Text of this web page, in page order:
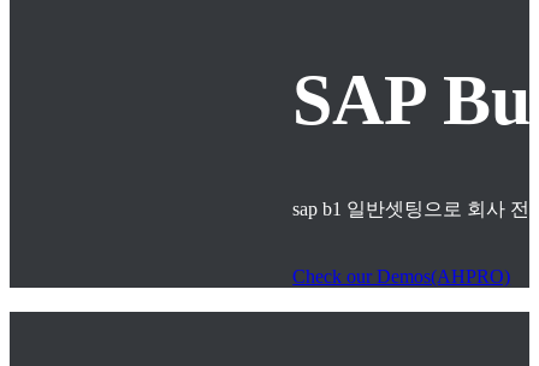
SAP
sap b1 일반셋팅으로 회사
Check our Demos(AHPRO)